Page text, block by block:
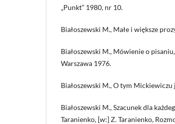
„Punkt” 1980, nr 10.
Białoszewski M., Małe i większe
Białoszewski M., Mówienie o
Warszawa 1976.
Białoszewski M., O tym Mickiewiczu
Białoszewski M., Szacunek dla
Taranienko, [w:] Z. Taranienko,